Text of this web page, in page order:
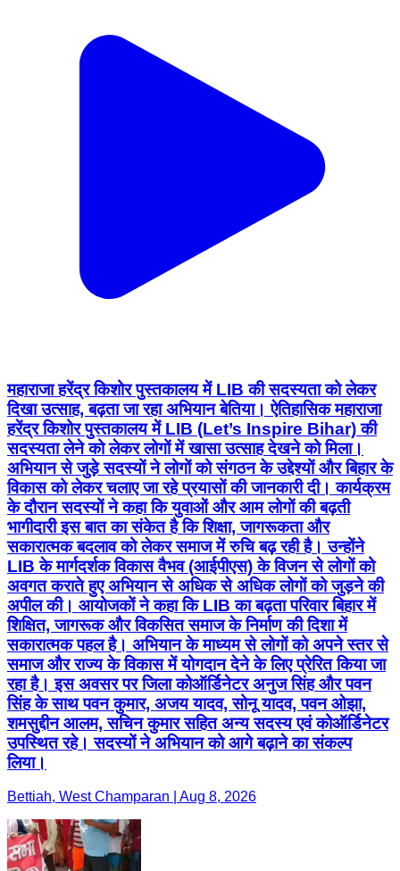
महाराजा हरेंद्र किशोर पुस्तकालय में LIB की सदस्यता को लेकर
दिखा उत्साह, बढ़ता जा रहा अभियान बेतिया। ऐतिहासिक महाराजा
हरेंद्र किशोर पुस्तकालय में LIB (Let’s Inspire Bihar) की
सदस्यता लेने को लेकर लोगों में खासा उत्साह देखने को मिला।
अभियान से जुड़े सदस्यों ने लोगों को संगठन के उद्देश्यों और बिहार के
विकास को लेकर चलाए जा रहे प्रयासों की जानकारी दी। कार्यक्रम
के दौरान सदस्यों ने कहा कि युवाओं और आम लोगों की बढ़ती
भागीदारी इस बात का संकेत है कि शिक्षा, जागरूकता और
सकारात्मक बदलाव को लेकर समाज में रुचि बढ़ रही है। उन्होंने
LIB के मार्गदर्शक विकास वैभव (आईपीएस) के विजन से लोगों को
अवगत कराते हुए अभियान से अधिक से अधिक लोगों को जुड़ने की
अपील की। आयोजकों ने कहा कि LIB का बढ़ता परिवार बिहार में
शिक्षित, जागरूक और विकसित समाज के निर्माण की दिशा में
सकारात्मक पहल है। अभियान के माध्यम से लोगों को अपने स्तर से
समाज और राज्य के विकास में योगदान देने के लिए प्रेरित किया जा
रहा है। इस अवसर पर जिला कोऑर्डिनेटर अनुज सिंह और पवन
सिंह के साथ पवन कुमार, अजय यादव, सोनू यादव, पवन ओझा,
शमसुद्दीन आलम, सचिन कुमार सहित अन्य सदस्य एवं कोऑर्डिनेटर
उपस्थित रहे। सदस्यों ने अभियान को आगे बढ़ाने का संकल्प
लिया।
Bettiah, West Champaran | Aug 8, 2026